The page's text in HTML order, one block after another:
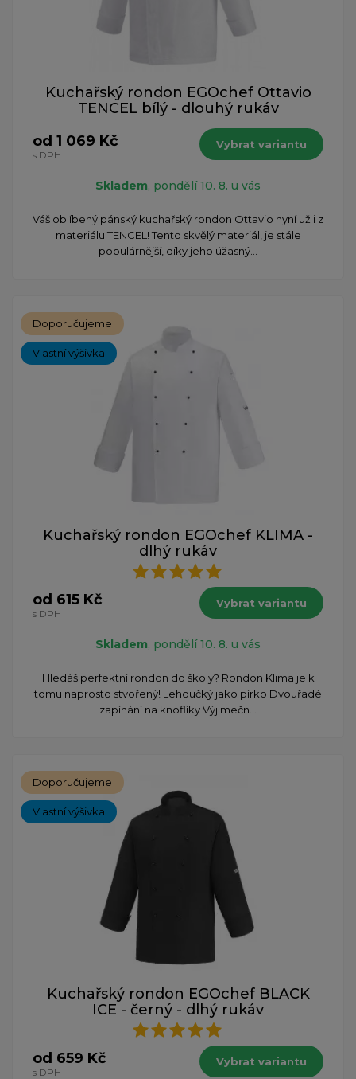
Kuchařský rondon EGOchef Ottavio
TENCEL bílý - dlouhý rukáv
od 1 069 Kč
s DPH
Vybrat variantu
Skladem, pondělí 10. 8. u vás
Váš oblíbený pánský kuchařský rondon Ottavio nyní už i z
materiálu TENCEL! Tento skvělý materiál, je stále
populárnější, díky jeho úžasný...
Doporučujeme
Vlastní výšivka
Kuchařský rondon EGOchef KLIMA -
dlhý rukáv
od 615 Kč
s DPH
Vybrat variantu
Skladem, pondělí 10. 8. u vás
Hledáš perfektní rondon do školy? Rondon Klima je k
tomu naprosto stvořený! Lehoučký jako pírko Dvouřadé
zapínání na knoflíky Výjimečn...
Doporučujeme
Vlastní výšivka
Kuchařský rondon EGOchef BLACK
ICE - černý - dlhý rukáv
od 659 Kč
s DPH
Vybrat variantu